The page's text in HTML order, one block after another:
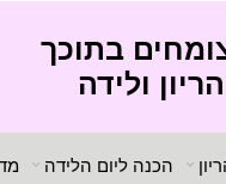
בתוכך
ולידה
הכנה ליום הלידה